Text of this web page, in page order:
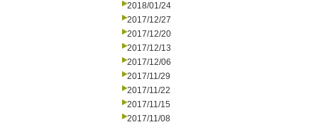
2018/01/24
2017/12/27
2017/12/20
2017/12/13
2017/12/06
2017/11/29
2017/11/22
2017/11/15
2017/11/08